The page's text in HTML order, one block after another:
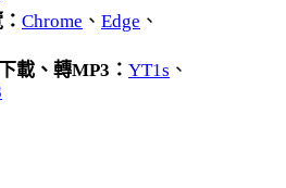
Chrome 、 Edge 、
載、轉MP3： YT1s 、